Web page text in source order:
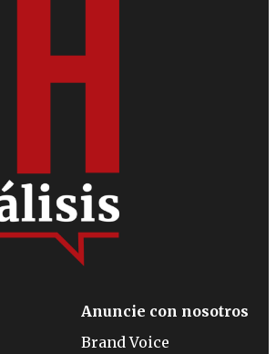
Anuncie con nosotros
Brand Voice